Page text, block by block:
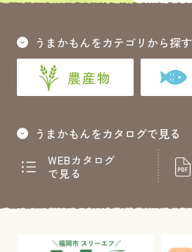
うまかもんをカテゴリから探す
農産物
うまかもんをカタログで見る
WEBカタログ
で見る